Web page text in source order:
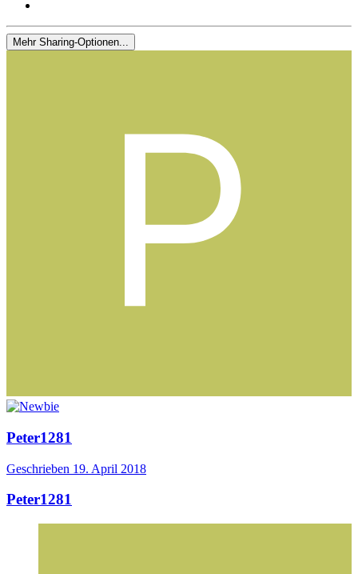
Mehr Sharing-Optionen...
Peter1281
Geschrieben 19. April 2018
Peter1281